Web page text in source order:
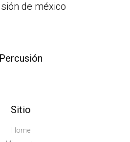
de méxico
Percusión
Sitio
Home